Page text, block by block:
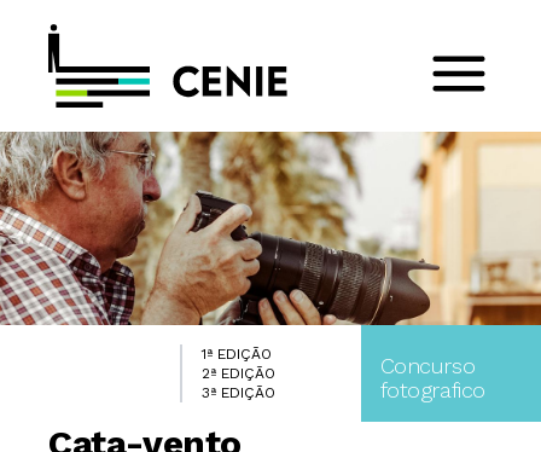
1ª EDIÇÃO
2ª EDIÇÃO
3ª EDIÇÃO
Concurso
fotografico
Cata-vento